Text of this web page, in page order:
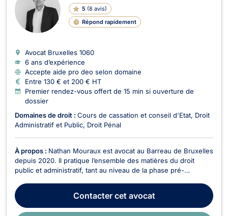
5 (8 avis)
Répond rapidement
G
E
Avocat Bruxelles 1060
6 ans d’expérience
Accepte aide pro deo selon domaine
Entre 130 € et 200 € HT
Premier rendez-vous offert de 15 min si ouverture de
dossier
Domaines de droit : Cours de cassation et conseil d'Etat Droit
Administratif et Public Droit Pénal
À propos : Nathan Mouraux est avocat au Barreau de Bruxelles
depuis 2020. Il pratique l’ensemble des matières du droit
public et administratif, tant au niveau de la phase pré-
les juridictions administratives, de l’ordre judiciaire (belges ou
européennes) ou encore devant la Cou...
Contactercet avocat